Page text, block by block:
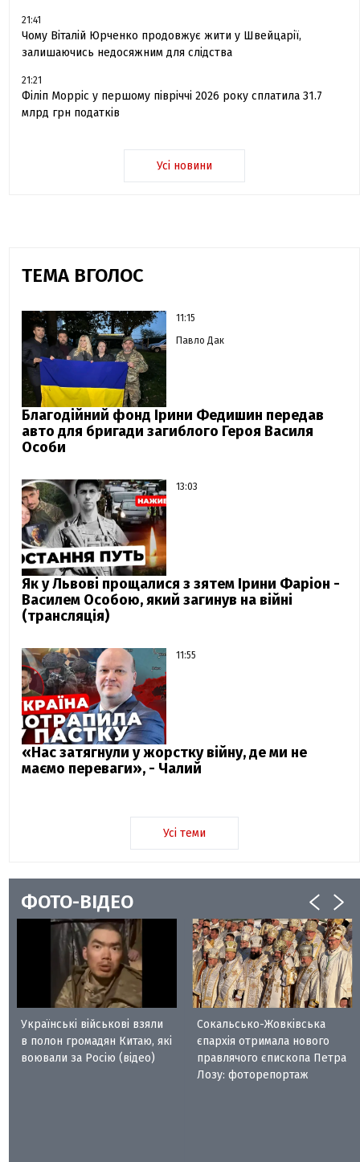
21:41
Чому Віталій Юрченко продовжує жити у Швейцарії,
залишаючись недосяжним для слідства
21:21
Філіп Морріс у першому півріччі 2026 року сплатила 31.7
млрд грн податків
Усі новини
ТЕМА ВГОЛОС
11:15
Павло Дак
Благодійний фонд Ірини Федишин передав
авто для бригади загиблого Героя Василя
Особи
13:03
Як у Львові прощалися з зятем Ірини Фаріон -
Василем Особою, який загинув на війні
(трансляція)
11:55
«Нас затягнули у жорстку війну, де ми не
маємо переваги», - Чалий
Усі теми
ФОТО-ВІДЕО
Українські військові взяли
в полон громадян Китаю, які
воювали за Росію (відео)
Сокальсько-Жовківська
єпархія отримала нового
правлячого єпископа Петра
Лозу: фоторепортаж